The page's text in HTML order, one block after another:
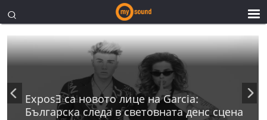
ExposƎ са новото лице на Garcia:
Българска следа в световната денс сцена